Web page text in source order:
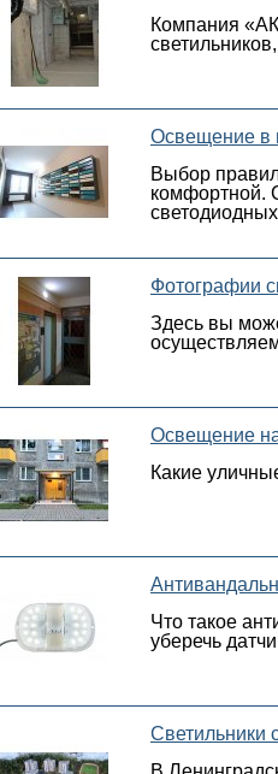
Компания
Освещение в
Выбор
комфортной.
Фотографии
Здесь вы
Освещение
Какие
Что такое
уберечь
Светильники